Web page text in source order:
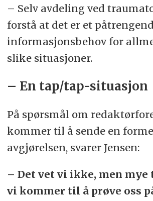
– Selv avdeling ved
forstå at det er et
informasjonsbehov for
slike situasjoner.
– En tap/tap-situasjon
På spørsmål om
kommer til å sende en
avgjørelsen, svarer Jensen:
– Det vet vi ikke, men mye
vi kommer til å prøve oss